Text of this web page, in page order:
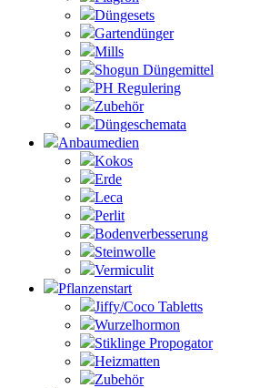
Düngesets
Gartendünger
Mills
Shogun Düngemittel
PH Regulering
Zubehör
Düngeschemata
Anbaumedien
Kokos
Erde
Leca
Perlit
Bodenverbesserung
Steinwolle
Vermiculit
Pflanzenstart
Jiffy/Coco Tabletts
Wurzelhormon
Stiklinge Propogator
Heizmatten
Zubehör